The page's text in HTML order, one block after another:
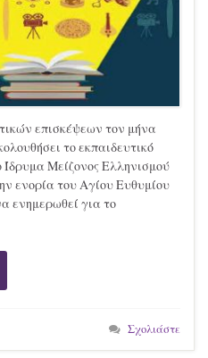
επισκέψεων τον μήνα
το εκπαιδευτικό
Μείζονος Ελληνισμού
ενορία του Αγίου Ευθυμίου
ενημερωθεί για το
Σχολιάστε